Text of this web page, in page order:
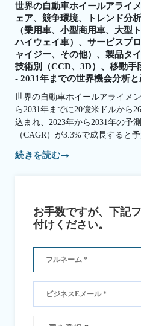
世界の自動車ホイールアライ
ェア、競争環境、トレンド分
（乗用車、小型商用車、大型
ハイウェイ車）、サービスプ
ャイジー、その他）、製品タ
技術別（CCD、3D）、移動手
- 2031年までの世界機会分析と
世界の自動車ホイールアライメ
ら2031年までに20億米ドルから
込まれ、2023年から2031年の予
（CAGR）が3.3%で成長すると
続きを読む
お手数ですが、下記
付けください。